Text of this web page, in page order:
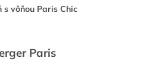
vôňou Paris Chic
Paris